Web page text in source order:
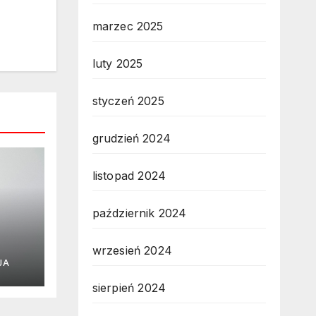
marzec 2025
luty 2025
styczeń 2025
grudzień 2024
listopad 2024
październik 2024
wrzesień 2024
sierpień 2024